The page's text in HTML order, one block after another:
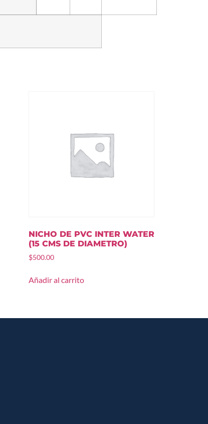
NICHO DE PVC INTER WATER
(15 CMS DE DIAMETRO)
$500.00
Añadir al carrito